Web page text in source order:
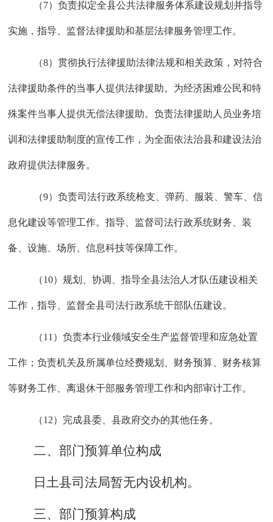
（7）负责拟定全县公共法律服务体系建设规划并指导
实施，指导、监督法律援助和基层法律服务管理工作。
（8）贯彻执行法律援助法律法规和相关政策，对符合
法律援助条件的当事人提供法律援助。为经济困难公民和特
殊案件当事人提供无偿法律援助。负责法律援助人员业务培
训和法律援助制度的宣传工作，为全面依法治县和建设法治
政府提供法律服务。
（9）负责司法行政系统枪支、弹药、服装、警车、信
息化建设等管理工作。指导、监督司法行政系统财务、装
备、设施、场所、信息科技等保障工作。
（10）规划、协调、指导全县法治人才队伍建设相关
工作，指导、监督全县司法行政系统干部队伍建设。
（11）负责本行业领域安全生产监督管理和应急处置
工作；负责机关及所属单位经费规划、财务预算、财务核算
等财务工作、离退休干部服务管理工作和内部审计工作。
（12）完成县委、县政府交办的其他任务。
二、部门预算单位构成
日土县司法局暂无内设机构。
三、部门预算构成